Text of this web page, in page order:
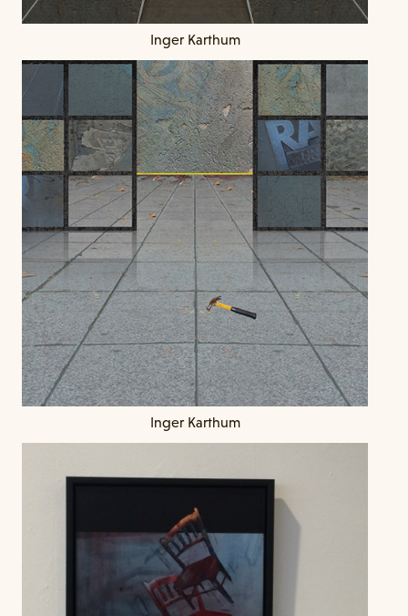
Inger Karthum
Inger Karthum